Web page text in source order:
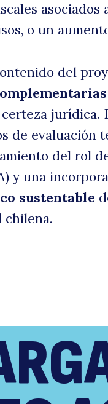
o un
del
jurídica.
de evaluación
del rol
y una
sustentable
chilena.